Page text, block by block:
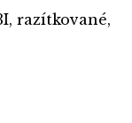
razítkované,